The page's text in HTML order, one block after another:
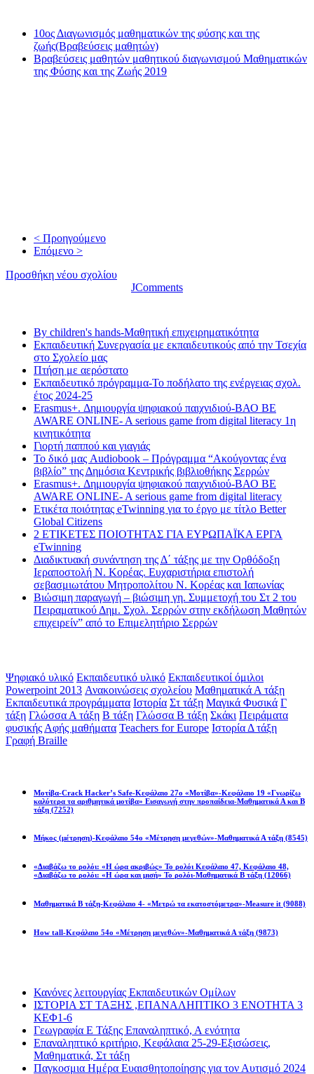
10ος Διαγωνισμός μαθηματικών της φύσης και της
ζωής(Βραβεύσεις μαθητών)
Βραβεύσεις μαθητών μαθητικού διαγωνισμού Μαθηματικών
της Φύσης και της Ζωής 2019
< Προηγούμενο
Επόμενο >
Προσθήκη νέου σχολίου
JComments
By children's hands-Μαθητική επιχειρηματικότητα
Εκπαιδευτική Συνεργασία με εκπαιδευτικούς από την Τσεχία
στο Σχολείο μας
Πτήση με αερόστατο
Εκπαιδευτικό πρόγραμμα-Το ποδήλατο της ενέργειας σχολ.
έτος 2024-25
Erasmus+. Δημιουργία ψηφιακού παιχνιδιού-ΒΑΟ BE
AWARE ONLINE- A serious game from digital literacy 1η
κινητικότητα
Γιορτή παππού και γιαγιάς
Το δικό μας Audiobook – Πρόγραμμα “Ακούγοντας ένα
βιβλίο” της Δημόσια Κεντρικής βιβλιοθήκης Σερρών
Erasmus+. Δημιουργία ψηφιακού παιχνιδιού-ΒΑΟ BE
AWARE ONLINE- A serious game from digital literacy
Ετικέτα ποιότητας eTwinning για το έργο με τίτλο Better
Global Citizens
2 ΕΤΙΚΕΤΕΣ ΠΟΙΟΤΗΤΑΣ ΓΙΑ ΕΥΡΩΠΑΪΚΑ ΕΡΓΑ
eTwinning
Διαδικτυακή συνάντηση της Δ΄ τάξης με την Ορθόδοξη
Ιεραποστολή Ν. Κορέας. Ευχαριστήρια επιστολή
σεβασμιωτάτου Μητροπολίτου Ν. Κορέας και Ιαπωνίας
Βιώσιμη παραγωγή – βιώσιμη γη. Συμμετοχή του Στ 2 του
Πειραματικού Δημ. Σχολ. Σερρών στην εκδήλωση Μαθητών
επιχειρείν” από το Επιμελητήριο Σερρών
Ψηφιακό υλικό Εκπαιδευτικό υλικό Εκπαιδευτικοί όμιλοι
Powerpoint 2013 Ανακοινώσεις σχολείου Μαθηματικά Α τάξη
Εκπαιδευτικά προγράμματα Ιστορία Στ τάξη Μαγικά Φυσικά Γ
τάξη Γλώσσα Α τάξη Β τάξη Γλώσσα Β τάξη Σκάκι Πειράματα
φυσικής Αφής μαθήματα Teachers for Europe Ιστορία Δ τάξη
Γραφή Braille
Μοτίβα-Crack Hacker’s Safe-Κεφάλαιο 27ο «Μοτίβα»-Κεφάλαιο 19 «Γνωρίζω
καλύτερα τα αριθμητικά μοτίβα» Εισαγωγή στην προπαίδεια-Μαθηματικά Α και Β
τάξη (7252)
Μήκος (μέτρηση)-Κεφάλαιο 54ο «Μέτρηση μεγεθών»-Μαθηματικά Α τάξη (8545)
«Διαβάζω το ρολόι: «Η ώρα ακριβώς» Το ρολόι Κεφάλαιο 47, Κεφάλαιο 48,
«Διαβάζω το ρολόι: «Η ώρα και μισή» Το ρολόι-Μαθηματικά Β τάξη (12066)
Μαθηματικά Β τάξη-Κεφάλαιο 4- «Μετρώ τα εκατοστόμετρα»-Measure it (9088)
How tall-Κεφάλαιο 54ο «Μέτρηση μεγεθών»-Μαθηματικά Α τάξη (9873)
Κανόνες λειτουργίας Εκπαιδευτικών Ομίλων
ΙΣΤΟΡΙΑ ΣΤ ΤΑΞΗΣ ,ΕΠΑΝΑΛΗΠΤΙΚΟ 3 ΕΝΟΤΗΤΑ 3
ΚΕΦ1-6
Γεωγραφία Ε Τάξης Επαναληπτικό, Α ενότητα
Επαναληπτικό κριτήριο, Κεφάλαια 25-29-Εξισώσεις,
Μαθηματικά, Στ τάξη
Παγκοσμια Ημέρα Ευαισθητοποίησης για τον Αυτισμό 2024